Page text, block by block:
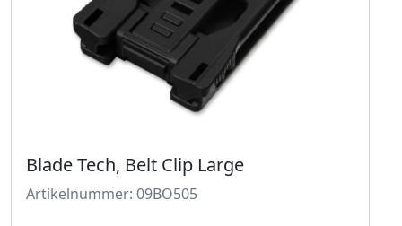
Blade Tech, Belt Clip Large
Artikelnummer: 09BO505